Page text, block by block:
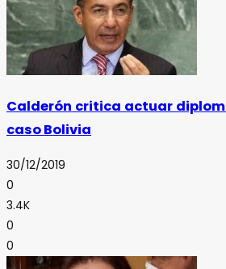
Calderón critica actuar
caso Bolivia
30/12/2019
0
3.4K
0
0